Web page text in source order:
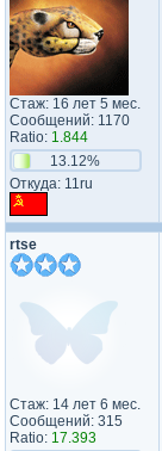
Стаж: 16 лет 5 мес.
Сообщений: 1170
Ratio: 1.844
13.12%
Откуда: 11ru
rtse
Стаж: 14 лет 6 мес.
Сообщений: 315
Ratio: 17.393